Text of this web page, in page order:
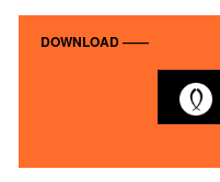
DOWNLOAD ——